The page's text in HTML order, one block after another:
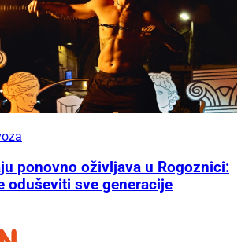
ponovno oživljava u Rogoznici:
oduševiti sve generacije